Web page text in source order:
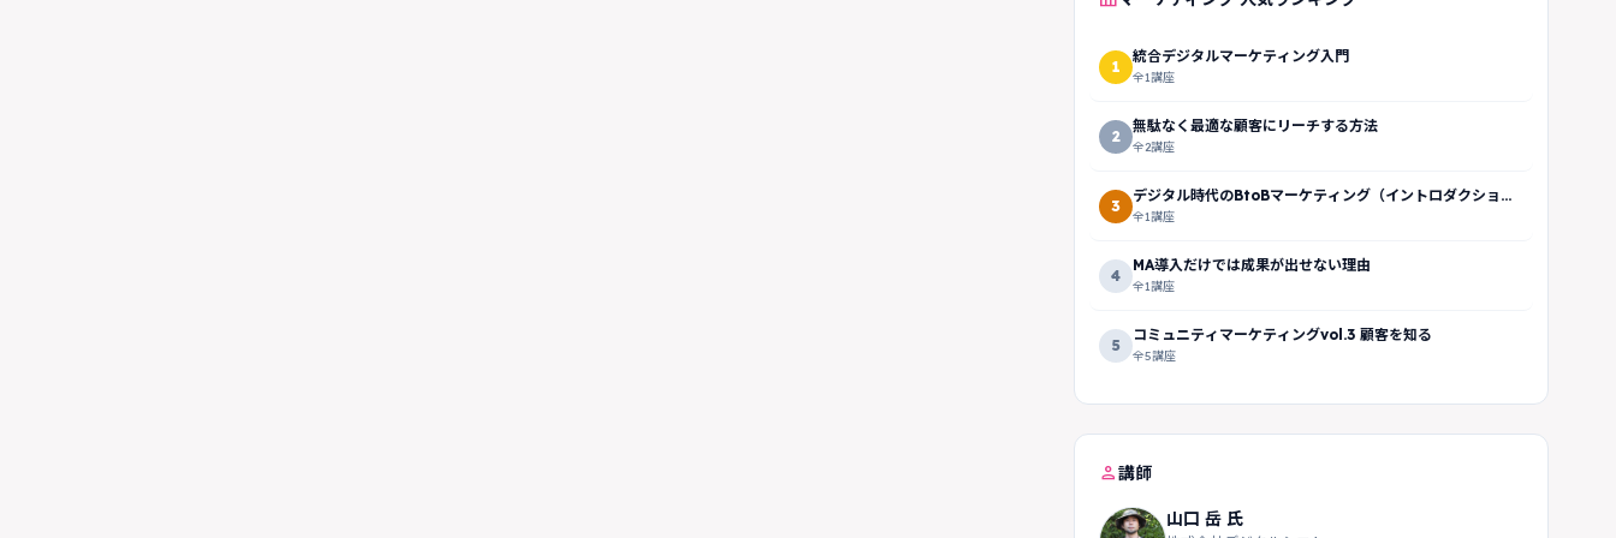
1
統合デジタルマーケティング入門
全1講座
2
無駄なく最適な顧客にリーチする方法
全2講座
3
デジタル時代のBtoBマーケティング（イントロダクショ
ン）
全1講座
4
MA導入だけでは成果が出せない理由
全1講座
5
コミュニティマーケティングvol.3 顧客を知る
全5講座
person講師
山口 岳 氏